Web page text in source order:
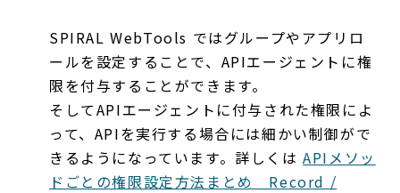
SPIRAL WebTools ではグループやアプリロ
ールを設定することで、APIエージェントに権
限を付与することができます。
そしてAPIエージェントに付与された権限によ
って、APIを実行する場合には細かい制御がで
きるようになっています。詳しくはAPIメソッ
ドごとの権限設定方法まとめ Record /